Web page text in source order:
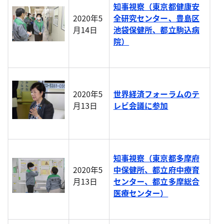
2020年5
月14日
知事視察（東京都健康安
全研究センター、豊島区
池袋保健所、都立駒込病
院）
2020年5
月13日
世界経済フォーラムのテ
レビ会議に参加
2020年5
月13日
知事視察（東京都多摩府
中保健所、都立府中療育
センター、都立多摩総合
医療センター）